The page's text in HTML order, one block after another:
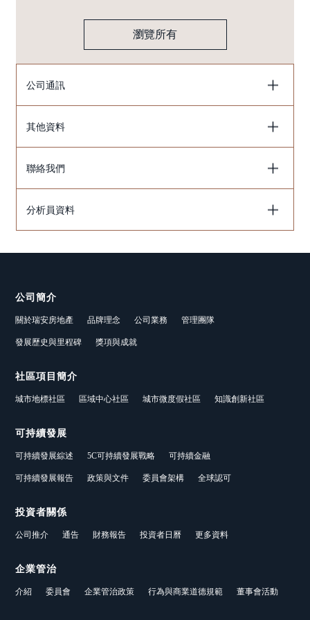
瀏覽所有
公司通訊
其他資料
聯絡我們
分析員資料
公司簡介
關於瑞安房地產 品牌理念 公司業務 管理團隊
發展歷史與里程碑 獎項與成就
社區項目簡介
城市地標社區 區域中心社區 城市微度假社區 知識創新社區
可持續發展
可持續發展綜述 5C可持續發展戰略 可持續金融
可持續發展報告 政策與文件 委員會架構 全球認可
投資者關係
公司推介 通告 財務報告 投資者日曆 更多資料
企業管治
介紹 委員會 企業管治政策 行為與商業道德規範 董事會活動